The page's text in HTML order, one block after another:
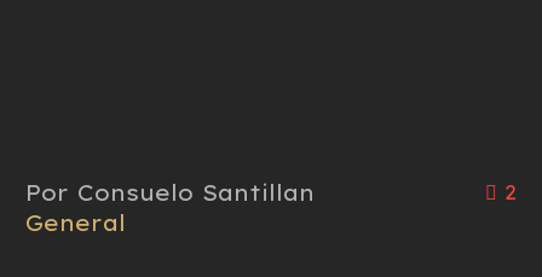
2
Por Consuelo Santillan
General